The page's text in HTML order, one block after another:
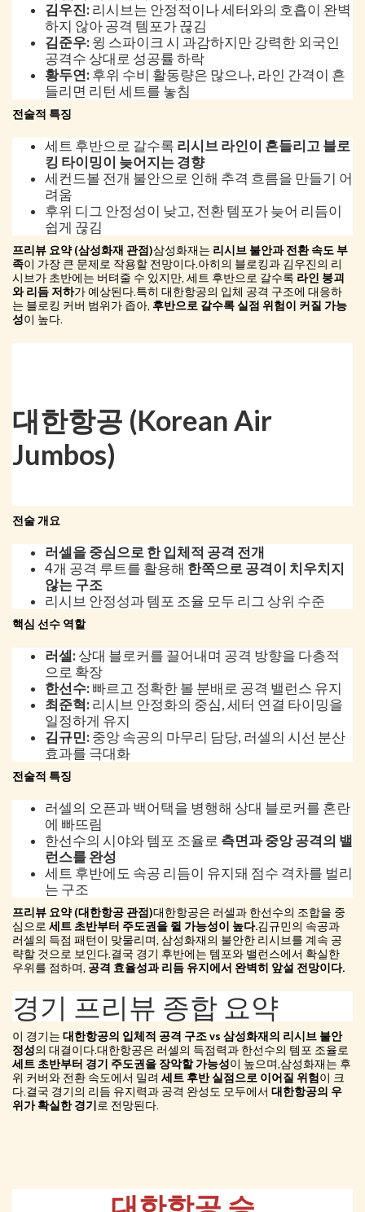
김우진: 리시브는 안정적이나 세터와의 호흡이 완벽
하지 않아 공격 템포가 끊김
김준우: 윙 스파이크 시 과감하지만 강력한 외국인
공격수 상대로 성공률 하락
황두연: 후위 수비 활동량은 많으나, 라인 간격이 흔
들리면 리턴 세트를 놓침
전술적 특징
세트 후반으로 갈수록 리시브 라인이 흔들리고 블로
킹 타이밍이 늦어지는 경향
세컨드볼 전개 불안으로 인해 추격 흐름을 만들기 어
려움
후위 디그 안정성이 낮고, 전환 템포가 늦어 리듬이
쉽게 끊김
프리뷰 요약 (삼성화재 관점)삼성화재는 리시브 불안과 전환 속도 부
족이 가장 큰 문제로 작용할 전망이다.아히의 블로킹과 김우진의 리
시브가 초반에는 버텨줄 수 있지만, 세트 후반으로 갈수록 라인 붕괴
와 리듬 저하가 예상된다.특히 대한항공의 입체 공격 구조에 대응하
는 블로킹 커버 범위가 좁아, 후반으로 갈수록 실점 위험이 커질 가능
성이 높다.
대한항공 (Korean Air
Jumbos)
전술 개요
러셀을 중심으로 한 입체적 공격 전개
4개 공격 루트를 활용해 한쪽으로 공격이 치우치지
않는 구조
리시브 안정성과 템포 조율 모두 리그 상위 수준
핵심 선수 역할
러셀: 상대 블로커를 끌어내며 공격 방향을 다층적
으로 확장
한선수: 빠르고 정확한 볼 분배로 공격 밸런스 유지
최준혁: 리시브 안정화의 중심, 세터 연결 타이밍을
일정하게 유지
김규민: 중앙 속공의 마무리 담당, 러셀의 시선 분산
효과를 극대화
전술적 특징
러셀의 오픈과 백어택을 병행해 상대 블로커를 혼란
에 빠뜨림
한선수의 시야와 템포 조율로 측면과 중앙 공격의 밸
런스를 완성
세트 후반에도 속공 리듬이 유지돼 점수 격차를 벌리
는 구조
프리뷰 요약 (대한항공 관점)대한항공은 러셀과 한선수의 조합을 중
심으로 세트 초반부터 주도권을 쥘 가능성이 높다.김규민의 속공과
러셀의 득점 패턴이 맞물리며, 삼성화재의 불안한 리시브를 계속 공
략할 것으로 보인다.결국 경기 후반에는 템포와 밸런스에서 확실한
우위를 점하며, 공격 효율성과 리듬 유지에서 완벽히 앞설 전망이다.
경기 프리뷰 종합 요약
이 경기는 대한항공의 입체적 공격 구조 vs 삼성화재의 리시브 불안
정성의 대결이다.대한항공은 러셀의 득점력과 한선수의 템포 조율로
세트 초반부터 경기 주도권을 장악할 가능성이 높으며,삼성화재는 후
위 커버와 전환 속도에서 밀려 세트 후반 실점으로 이어질 위험이 크
다.결국 경기의 리듬 유지력과 공격 완성도 모두에서 대한항공의 우
위가 확실한 경기로 전망된다.